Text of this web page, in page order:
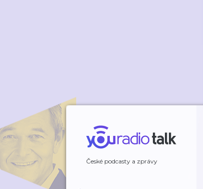
České podcasty a zprávy